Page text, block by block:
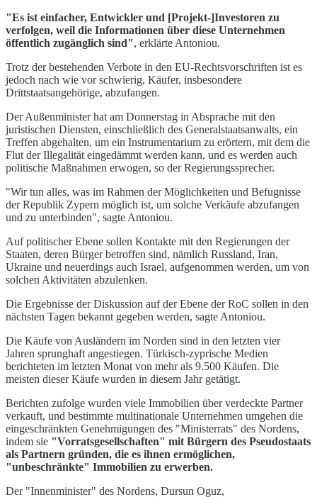
"Es ist einfacher, Entwickler und [Projekt-]Investoren zu
verfolgen, weil die Informationen über diese Unternehmen
öffentlich zugänglich sind", erklärte Antoniou.
Trotz der bestehenden Verbote in den EU-Rechtsvorschriften ist es
jedoch nach wie vor schwierig, Käufer, insbesondere
Drittstaatsangehörige, abzufangen.
Der Außenminister hat am Donnerstag in Absprache mit den
juristischen Diensten, einschließlich des Generalstaatsanwalts, ein
Treffen abgehalten, um ein Instrumentarium zu erörtern, mit dem die
Flut der Illegalität eingedämmt werden kann, und es werden auch
politische Maßnahmen erwogen, so der Regierungssprecher.
"Wir tun alles, was im Rahmen der Möglichkeiten und Befugnisse
der Republik Zypern möglich ist, um solche Verkäufe abzufangen
und zu unterbinden", sagte Antoniou.
Auf politischer Ebene sollen Kontakte mit den Regierungen der
Staaten, deren Bürger betroffen sind, nämlich Russland, Iran,
Ukraine und neuerdings auch Israel, aufgenommen werden, um von
solchen Aktivitäten abzulenken.
Die Ergebnisse der Diskussion auf der Ebene der RoC sollen in den
nächsten Tagen bekannt gegeben werden, sagte Antoniou.
Die Käufe von Ausländern im Norden sind in den letzten vier
Jahren sprunghaft angestiegen. Türkisch-zyprische Medien
berichteten im letzten Monat von mehr als 9.500 Käufen. Die
meisten dieser Käufe wurden in diesem Jahr getätigt.
Berichten zufolge wurden viele Immobilien über verdeckte Partner
verkauft, und bestimmte multinationale Unternehmen umgehen die
eingeschränkten Genehmigungen des "Ministerrats" des Nordens,
indem sie "Vorratsgesellschaften" mit Bürgern des Pseudostaats
als Partnern gründen, die es ihnen ermöglichen,
"unbeschränkte" Immobilien zu erwerben.
Der "Innenminister" des Nordens, Dursun Oguz,